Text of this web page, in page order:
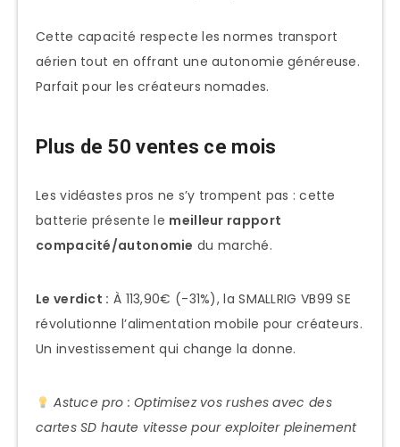
Cette capacité respecte les normes transport
aérien tout en offrant une autonomie généreuse.
Parfait pour les créateurs nomades.
Plus de 50 ventes ce mois
Les vidéastes pros ne s’y trompent pas : cette
batterie présente le meilleur rapport
compacité/autonomie du marché.
Le verdict : À 113,90€ (-31%), la SMALLRIG VB99 SE
révolutionne l’alimentation mobile pour créateurs.
Un investissement qui change la donne.
Astuce pro : Optimisez vos rushes avec des
cartes SD haute vitesse pour exploiter pleinement